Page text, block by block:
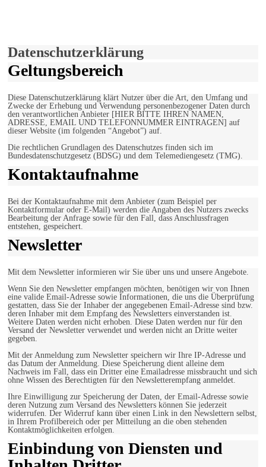
Datenschutzerklärung
Geltungsbereich
Diese Datenschutzerklärung klärt Nutzer über die Art, den Umfang und
Zwecke der Erhebung und Verwendung personenbezogener Daten durch
den verantwortlichen Anbieter [HIER BITTE IHREN NAMEN,
ADRESSE, EMAIL UND TELEFONNUMMER EINTRAGEN] auf
dieser Website (im folgenden “Angebot”) auf.
Die rechtlichen Grundlagen des Datenschutzes finden sich im
Bundesdatenschutzgesetz (BDSG) und dem Telemediengesetz (TMG).
Kontaktaufnahme
Bei der Kontaktaufnahme mit dem Anbieter (zum Beispiel per
Kontaktformular oder E-Mail) werden die Angaben des Nutzers zwecks
Bearbeitung der Anfrage sowie für den Fall, dass Anschlussfragen
entstehen, gespeichert.
Newsletter
Mit dem Newsletter informieren wir Sie über uns und unsere Angebote.
Wenn Sie den Newsletter empfangen möchten, benötigen wir von Ihnen
eine valide Email-Adresse sowie Informationen, die uns die Überprüfung
gestatten, dass Sie der Inhaber der angegebenen Email-Adresse sind bzw.
deren Inhaber mit dem Empfang des Newsletters einverstanden ist.
Weitere Daten werden nicht erhoben. Diese Daten werden nur für den
Versand der Newsletter verwendet und werden nicht an Dritte weiter
gegeben.
Mit der Anmeldung zum Newsletter speichern wir Ihre IP-Adresse und
das Datum der Anmeldung. Diese Speicherung dient alleine dem
Nachweis im Fall, dass ein Dritter eine Emailadresse missbraucht und sich
ohne Wissen des Berechtigten für den Newsletterempfang anmeldet.
Ihre Einwilligung zur Speicherung der Daten, der Email-Adresse sowie
deren Nutzung zum Versand des Newsletters können Sie jederzeit
widerrufen. Der Widerruf kann über einen Link in den Newslettern selbst,
in Ihrem Profilbereich oder per Mitteilung an die oben stehenden
Kontaktmöglichkeiten erfolgen.
Einbindung von Diensten und